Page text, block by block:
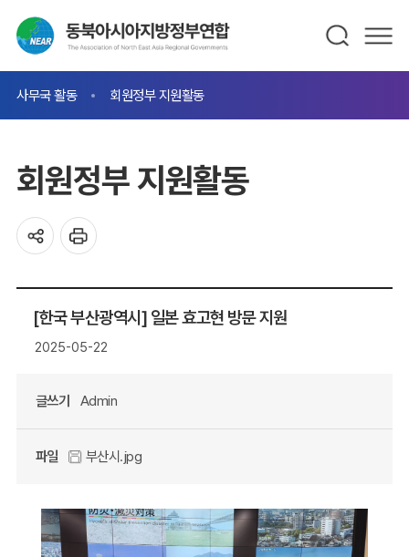
사무국 활동 회원정부 지원활동
회원정부 지원활동
[한국 부산광역시] 일본 효고현 방문 지원
2025-05-22
글쓰기 Admin
파일 부산시.jpg